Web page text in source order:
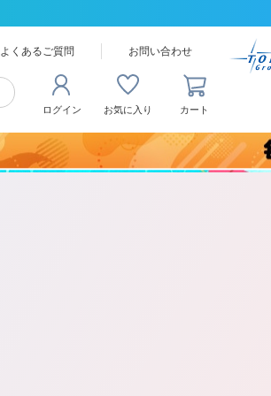
よくあるご質問 お問い合わせ
ログイン お気に入り カート